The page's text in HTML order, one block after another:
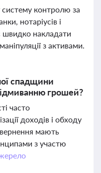
систему контролю за
нотаріусів і
швидко накладати
з активами.
спадщини
грошей?
часто
доходів і обходу
мають
з участю